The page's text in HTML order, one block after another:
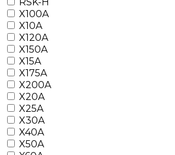
X100A
X10A
X120A
X150A
X15A
X175A
X200A
X20A
X25A
X30A
X40A
X50A